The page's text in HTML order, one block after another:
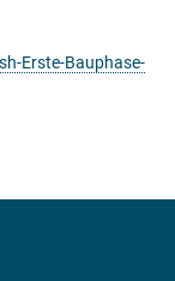
Erste-Bauphase-